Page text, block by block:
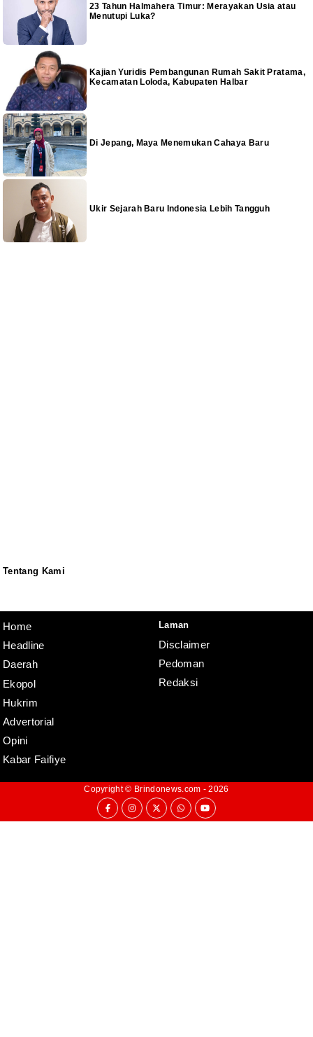
23 Tahun Halmahera Timur: Merayakan Usia atau
Menutupi Luka?
Kajian Yuridis Pembangunan Rumah Sakit Pratama,
Kecamatan Loloda, Kabupaten Halbar
Di Jepang, Maya Menemukan Cahaya Baru
Ukir Sejarah Baru Indonesia Lebih Tangguh
Tentang Kami
Home
Headline
Daerah
Ekopol
Hukrim
Advertorial
Opini
Kabar Faifiye
Laman
Disclaimer
Pedoman
Redaksi
Copyright © Brindonews.com - 2026